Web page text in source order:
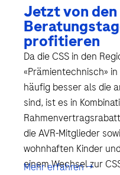
Jetzt von den
profitieren
Da die CSS in den
«Prämientechnisch»
häufig besser als die
sind, ist es in
die AVR-Mitglieder
wohnhaften Kinder
einem Wechsel zur
Mehr erfahren →